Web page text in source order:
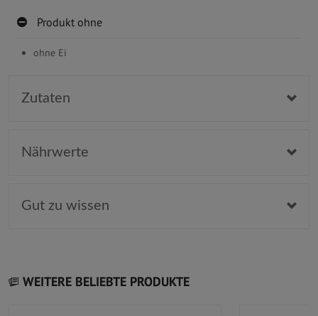
Produkt ohne
ohne Ei
Zutaten
Nährwerte
Gut zu wissen
WEITERE BELIEBTE PRODUKTE